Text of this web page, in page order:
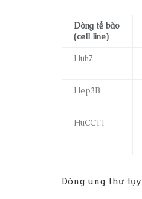
Dòng tế bào
(cell line)
Huh7
Hep3B
HuCCT1
Dòng ung thư tụy